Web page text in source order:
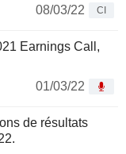
08/03/22
CI
Earnings Call,
01/03/22
de résultats